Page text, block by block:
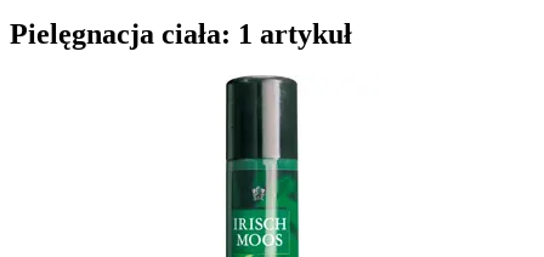
Pielęgnacja ciała: 1 artykuł